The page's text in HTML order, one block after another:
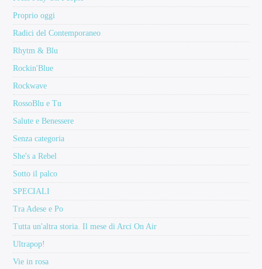
Proprio oggi
Radici del Contemporaneo
Rhytm & Blu
Rockin'Blue
Rockwave
RossoBlu e Tu
Salute e Benessere
Senza categoria
She's a Rebel
Sotto il palco
SPECIALI
Tra Adese e Po
Tutta un'altra storia. Il mese di Arci On Air
Ultrapop!
Vie in rosa